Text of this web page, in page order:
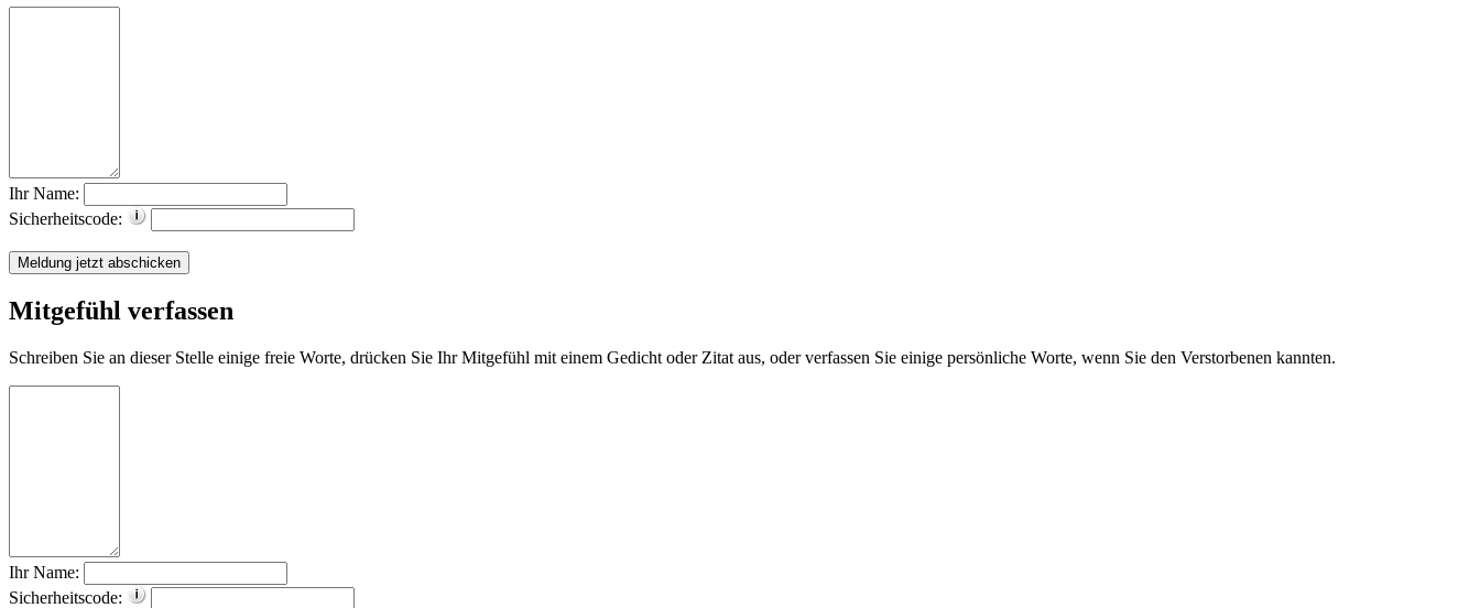
Ihr Name:
Sicherheitscode:
Mitgefühl verfassen
Schreiben Sie an dieser Stelle einige freie Worte, drücken Sie Ihr Mitgefühl mit einem Gedicht oder Zitat aus, oder verfassen Sie einige persönliche Worte, wenn Sie den Verstorbenen kannten.
Ihr Name:
Sicherheitscode: